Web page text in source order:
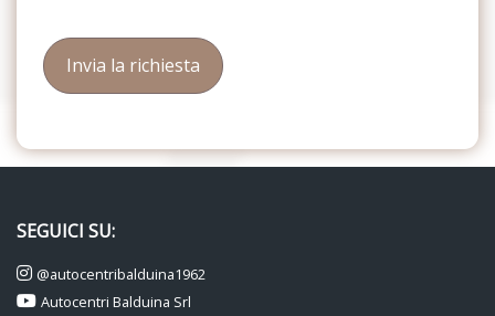
SEGUICI SU:
@autocentribalduina1962
Autocentri Balduina Srl